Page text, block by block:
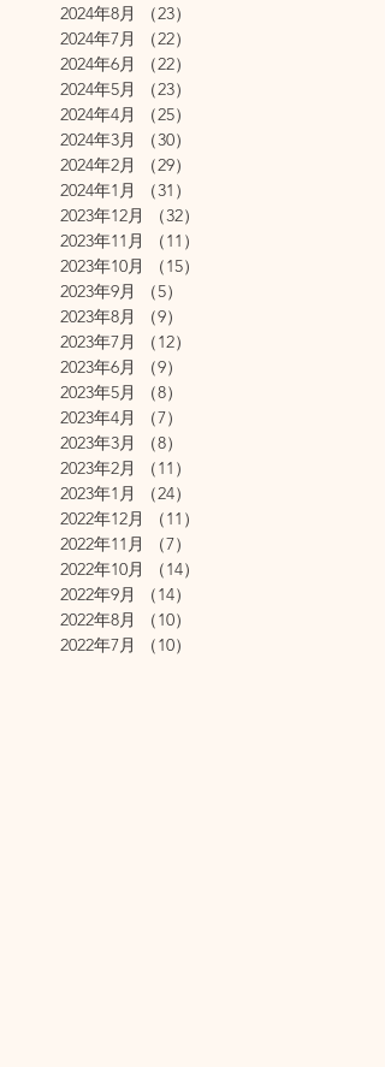
2024年8月
（23）
2024年7月
（22）
2024年6月
（22）
2024年5月
（23）
2024年4月
（25）
2024年3月
（30）
2024年2月
（29）
2024年1月
（31）
2023年12月
（32）
2023年11月
（11）
2023年10月
（15）
2023年9月
（5）
2023年8月
（9）
2023年7月
（12）
2023年6月
（9）
2023年5月
（8）
2023年4月
（7）
2023年3月
（8）
2023年2月
（11）
2023年1月
（24）
2022年12月
（11）
2022年11月
（7）
2022年10月
（14）
2022年9月
（14）
2022年8月
（10）
2022年7月
（10）